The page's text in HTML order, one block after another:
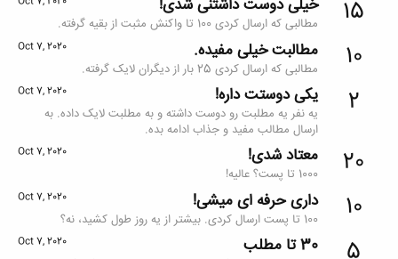
15 خیلی دوست داشتنی شدی!
مطالبی که ارسال کردی 100 تا واکنش مثبت از بقیه گرفته.
10
Oct 7, 2020 مطالبت خیلی مفیده.
مطالبی که ارسال کردی 25 بار از دیگران لایک گرفته.
2
Oct 7, 2020 یکی دوستت داره!
یه نفر یه مطلبت رو دوست داشته و به مطلبت لایک داده. به
ارسال مطالب مفید و جذاب ادامه بده.
20
Oct 7, 2020 معتاد شدی!
1000 تا پست؟ عالیه!
10
Oct 7, 2020 داری حرفه ای میشی!
100 تا پست ارسال کردی. بیشتر از یه روز طول کشید، نه؟
Oct 7, 2020 30 تا مطلب